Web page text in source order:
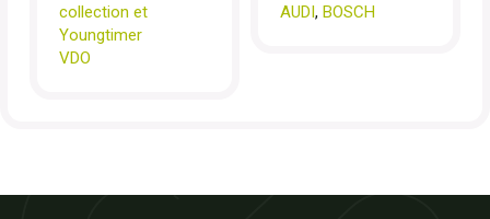
collection et
Youngtimer
VDO
AUDI, BOSCH